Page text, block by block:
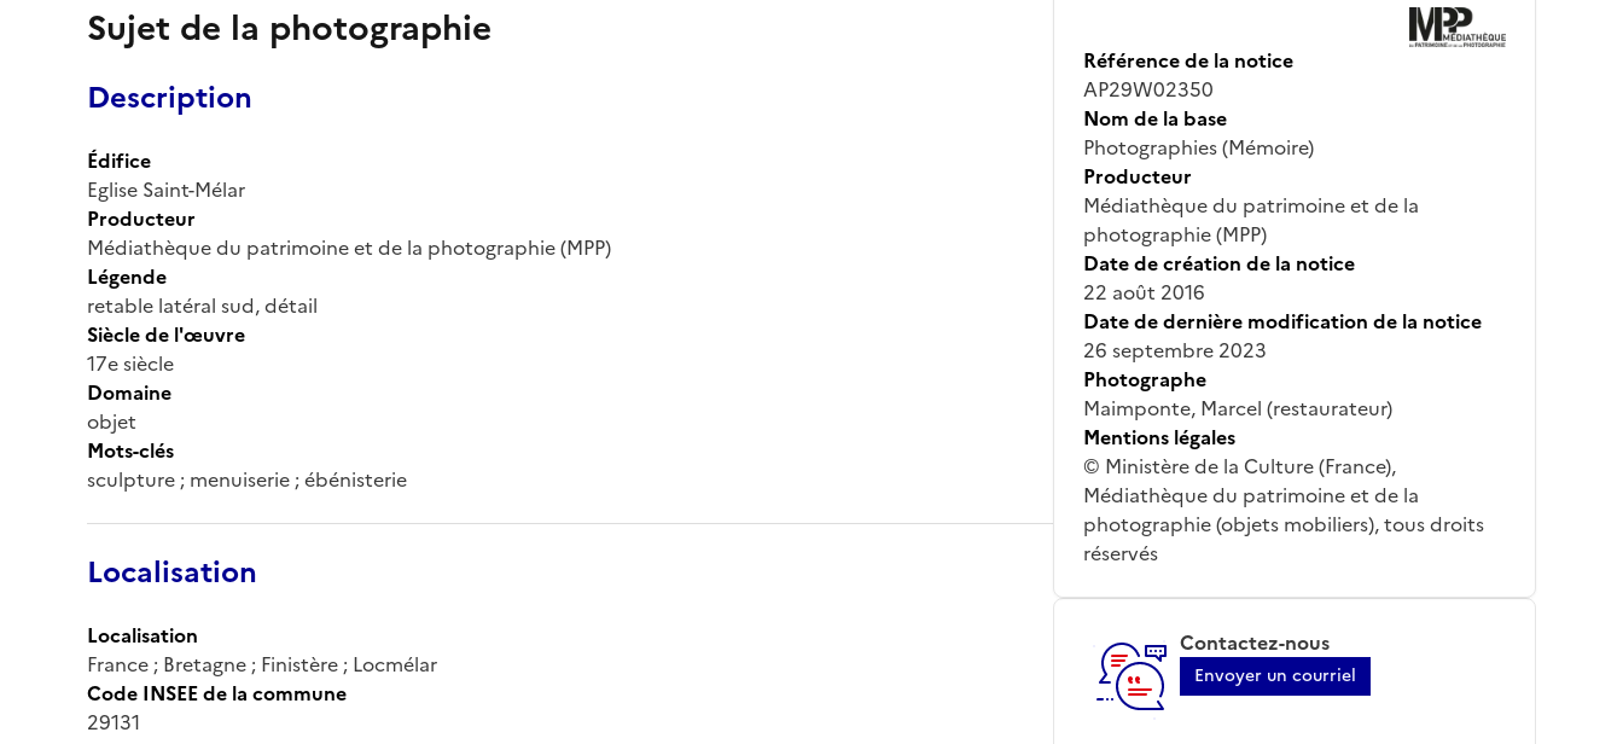
Sujet de la photographie
Description
Édifice
Eglise Saint-Mélar
Producteur
Médiathèque du patrimoine et de la photographie (MPP)
Légende
retable latéral sud, détail
Siècle de l'œuvre
17e siècle
Domaine
objet
Mots-clés
sculpture ; menuiserie ; ébénisterie
Localisation
Localisation
France ; Bretagne ; Finistère ; Locmélar
Code INSEE de la commune
29131
Référence de la notice
AP29W02350
Nom de la base
Photographies (Mémoire)
Producteur
Médiathèque du patrimoine et de la
photographie (MPP)
Date de création de la notice
22 août 2016
Date de dernière modification de la notice
26 septembre 2023
Photographe
Maimponte, Marcel (restaurateur)
Mentions légales
© Ministère de la Culture (France),
Médiathèque du patrimoine et de la
photographie (objets mobiliers), tous droits
réservés
Contactez-nous
Envoyer un courriel